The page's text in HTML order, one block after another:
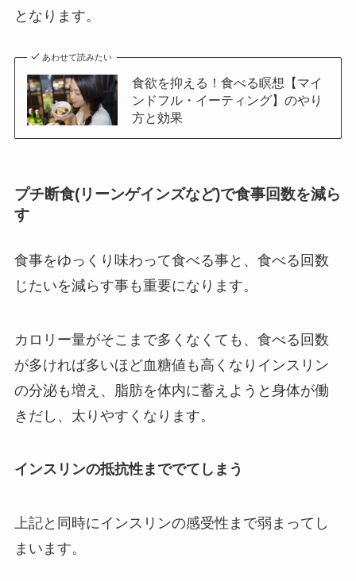
となります。
あわせて読みたい
食欲を抑える！食べる瞑想【マイ
ンドフル・イーティング】のやり
方と効果
プチ断食(リーンゲインズなど)で食事回数を減ら
す
食事をゆっくり味わって食べる事と、食べる回数
じたいを減らす事も重要になります。
カロリー量がそこまで多くなくても、食べる回数
が多ければ多いほど血糖値も高くなりインスリン
の分泌も増え、脂肪を体内に蓄えようと身体が働
きだし、太りやすくなります。
インスリンの抵抗性まででてしまう
上記と同時にインスリンの感受性まで弱まってし
まいます。